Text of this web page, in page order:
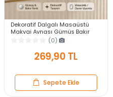
Dekoratif Dalgalı Masaüstü
Makyaj Aynası Gümüş Bakır
Çerçeveli Modern Yakın Duvar
(0)
269,90 TL
Sepete Ekle